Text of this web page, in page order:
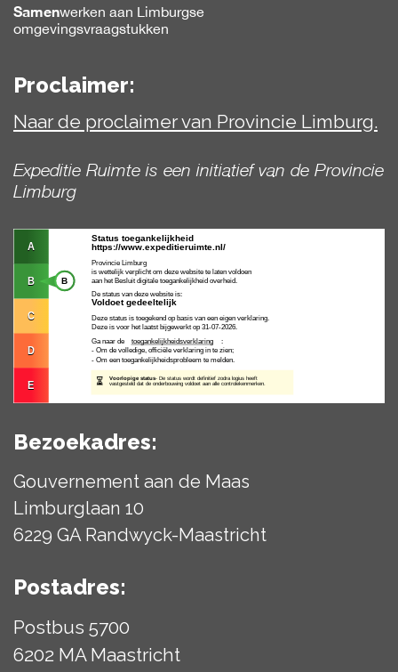
Samenwerken aan Limburgse
omgevingsvraagstukken
Proclaimer:
Naar de proclaimer van Provincie Limburg.
Expeditie Ruimte is een initiatief van de Provincie
Limburg
Bezoekadres:
Gouvernement aan de Maas
Limburglaan 10
6229 GA Randwyck-Maastricht
Postadres:
Postbus 5700
6202 MA Maastricht